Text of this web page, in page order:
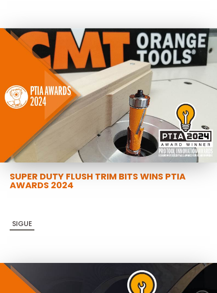
SUPER DUTY FLUSH TRIM BITS WINS PTIA
AWARDS 2024
SIGUE